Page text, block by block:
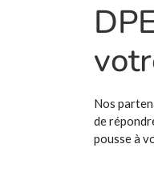
Nos
de
pousse à